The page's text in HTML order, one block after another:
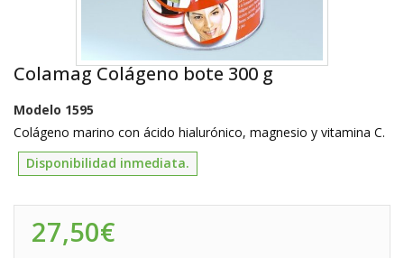
Colamag Colágeno bote 300 g
Modelo 1595
Colágeno marino con ácido hialurónico, magnesio y vitamina C.
Disponibilidad inmediata.
27,50€